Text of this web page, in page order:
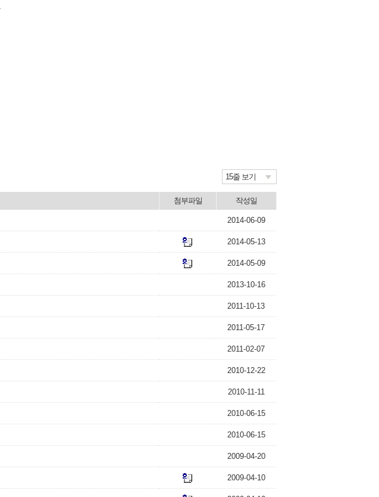
15줄 보기
첨부파일 작성일
2014-06-09
2014-05-13
2014-05-09
2013-10-16
2011-10-13
2011-05-17
2011-02-07
2010-12-22
2010-11-11
2010-06-15
2010-06-15
2009-04-20
2009-04-10